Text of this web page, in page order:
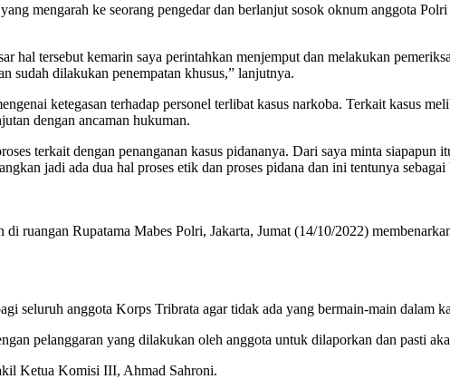
mengarah ke seorang pengedar dan berlanjut sosok oknum anggota
hal tersebut kemarin saya perintahkan menjemput dan melakukan
sudah dilakukan penempatan khusus,” lanjutnya.
ketegasan terhadap personel terlibat kasus narkoba. Terkait kasus
dengan ancaman hukuman.
terkait dengan penanganan kasus pidananya. Dari saya minta siapapun
jadi ada dua hal proses etik dan proses pidana dan ini tentunya
ruangan Rupatama Mabes Polri, Jakarta, Jumat (14/10/2022)
seluruh anggota Korps Tribrata agar tidak ada yang bermain-main dalam
pelanggaran yang dilakukan oleh anggota untuk dilaporkan dan pasti
Ketua Komisi III, Ahmad Sahroni.